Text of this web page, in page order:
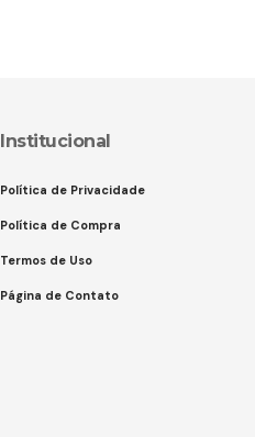
Institucional
Política de Privacidade
Política de Compra
Termos de Uso
Página de Contato